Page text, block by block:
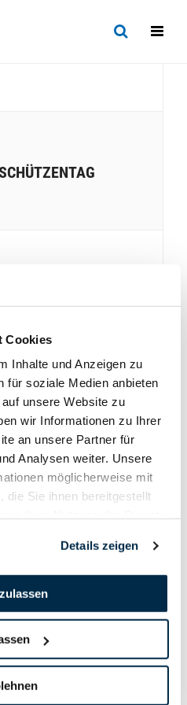
Cookies
Inhalte und Anzeigen zu
für soziale Medien anbieten
unsere Website zu
wir Informationen zu Ihrer
an unsere Partner für
Analysen weiter. Unsere
möglicherweise mit
die Sie ihnen bereitgestellt
Details zeigen